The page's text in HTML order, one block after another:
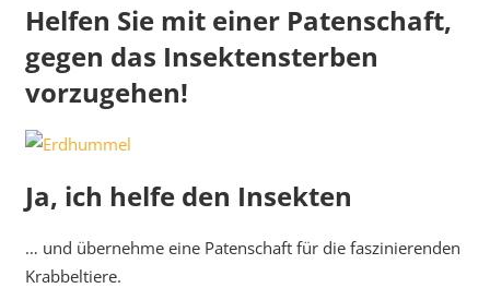
Helfen Sie mit einer Patenschaft,
gegen das Insektensterben
vorzugehen!
Ja, ich helfe den Insekten
… und übernehme eine Patenschaft für die faszinierenden
Krabbeltiere.